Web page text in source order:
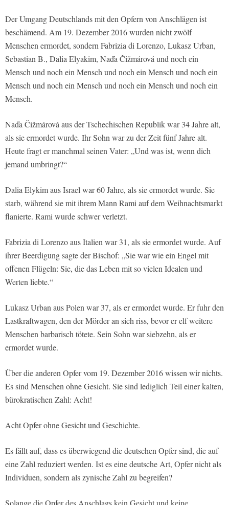
Der Umgang Deutschlands mit den Opfern von Anschlägen ist
beschämend. Am 19. Dezember 2016 wurden nicht zwölf
Menschen ermordet, sondern Fabrizia di Lorenzo, Lukasz Urban,
Sebastian B., Dalia Elyakim, Naďa Čižmárová und noch ein
Mensch und noch ein Mensch und noch ein Mensch und noch ein
Mensch und noch ein Mensch und noch ein Mensch und noch ein
Mensch.
Naďa Čižmárová aus der Tschechischen Republik war 34 Jahre alt,
als sie ermordet wurde. Ihr Sohn war zu der Zeit fünf Jahre alt.
Heute fragt er manchmal seinen Vater: „Und was ist, wenn dich
jemand umbringt?“
Dalia Elykim aus Israel war 60 Jahre, als sie ermordet wurde. Sie
starb, während sie mit ihrem Mann Rami auf dem Weihnachtsmarkt
flanierte. Rami wurde schwer verletzt.
Fabrizia di Lorenzo aus Italien war 31, als sie ermordet wurde. Auf
ihrer Beerdigung sagte der Bischof: „Sie war wie ein Engel mit
offenen Flügeln: Sie, die das Leben mit so vielen Idealen und
Werten liebte.“
Lukasz Urban aus Polen war 37, als er ermordet wurde. Er fuhr den
Lastkraftwagen, den der Mörder an sich riss, bevor er elf weitere
Menschen barbarisch tötete. Sein Sohn war siebzehn, als er
ermordet wurde.
Über die anderen Opfer vom 19. Dezember 2016 wissen wir nichts.
Es sind Menschen ohne Gesicht. Sie sind lediglich Teil einer kalten,
bürokratischen Zahl: Acht!
Acht Opfer ohne Gesicht und Geschichte.
Es fällt auf, dass es überwiegend die deutschen Opfer sind, die auf
eine Zahl reduziert werden. Ist es eine deutsche Art, Opfer nicht als
Individuen, sondern als zynische Zahl zu begreifen?
Solange die Opfer des Anschlags kein Gesicht und keine